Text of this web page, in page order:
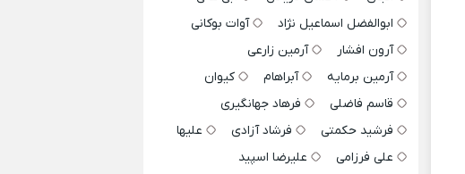
ابوالفضل اسماعیل نژاد
آوات بوکانی
آرون افشار
آرمین زارعی
آرمین برمایه
آبراهام
کیوان
قاسم فاضلی
فرهاد جهانگیری
فرشید حکمتی
فرشاد آزادی
علیها
علی فرزامی
علیرضا اسپید